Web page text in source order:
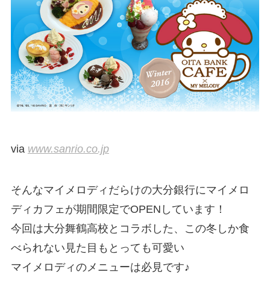
via www.sanrio.co.jp
そんなマイメロディだらけの大分銀行にマイメロ
ディカフェが期間限定でOPENしています！
今回は大分舞鶴高校とコラボした、この冬しか食
べられない見た目もとっても可愛い
マイメロディのメニューは必見です♪